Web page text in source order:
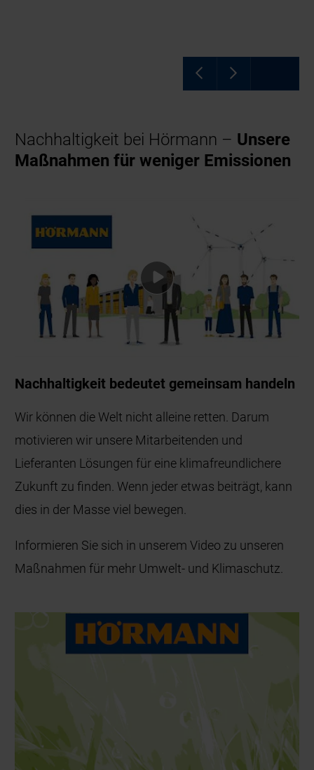
Nachhaltigkeit bei Hörmann – Unsere
Maßnahmen für weniger Emissionen
Nachhaltigkeit bedeutet gemeinsam handeln
Wir können die Welt nicht alleine retten. Darum
motivieren wir unsere Mitarbeitenden und
Lieferanten Lösungen für eine klimafreundlichere
Zukunft zu finden. Wenn jeder etwas beiträgt, kann
dies in der Masse viel bewegen.
Informieren Sie sich in unserem Video zu unseren
Maßnahmen für mehr Umwelt- und Klimaschutz.